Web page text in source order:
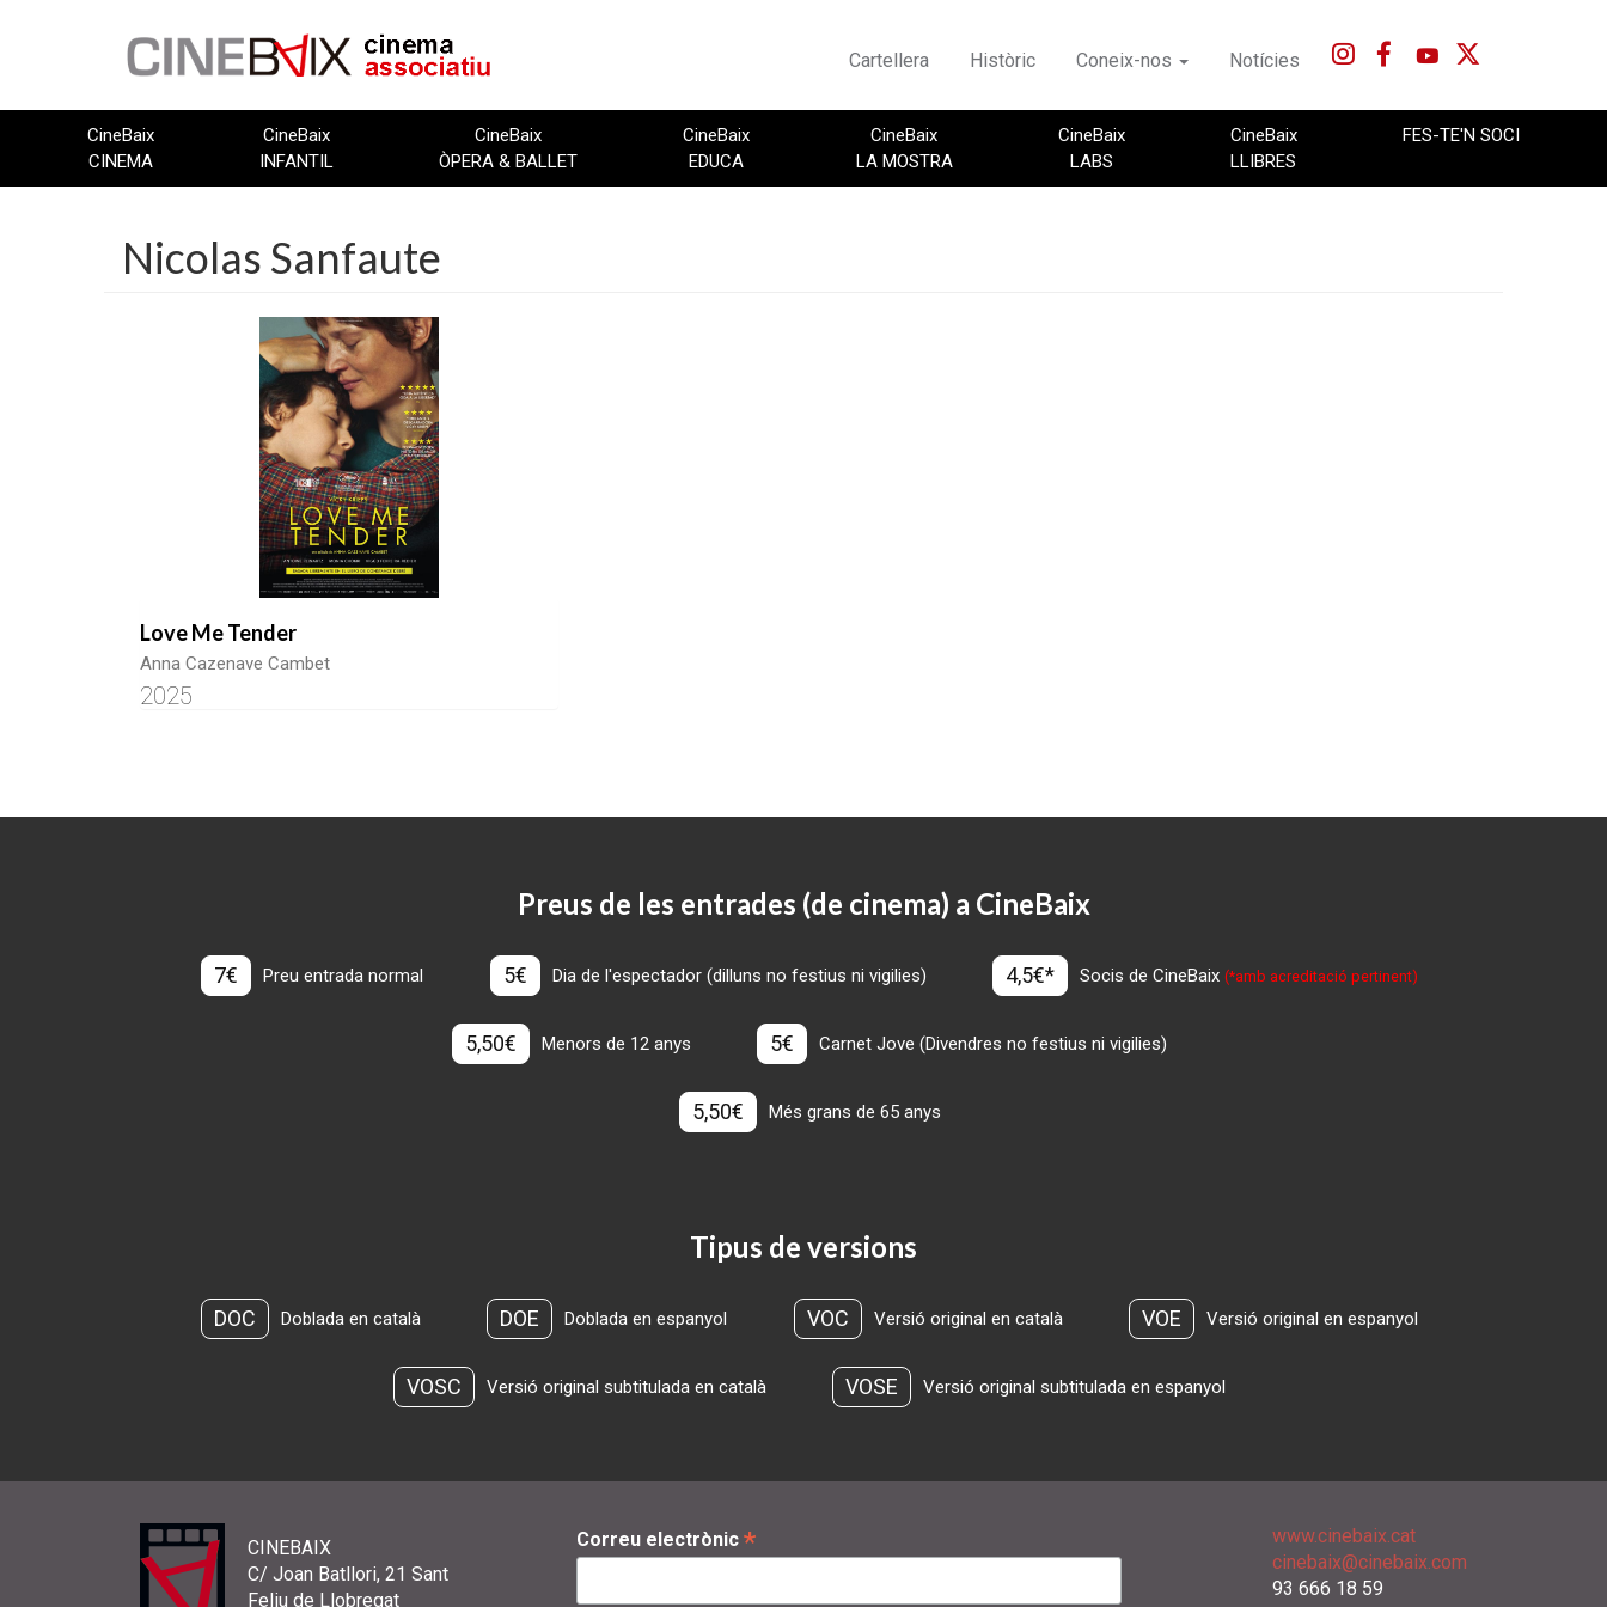
Cartellera Històric Coneix-nos Notícies
CineBaix
CINEMA
CineBaix
INFANTIL
CineBaix
ÒPERA & BALLET
CineBaix
EDUCA
CineBaix
LA MOSTRA
CineBaix
LABS
CineBaix
LLIBRES
FES-TE'N SOCI
Nicolas Sanfaute
Love Me Tender
Anna Cazenave Cambet
2025
Preus de les entrades (de cinema) a CineBaix
7€ Preu entrada normal 5€ Dia de l'espectador (dilluns no festius ni vigilies) 4,5€* Socis de CineBaix(*amb acreditació pertinent)
5,50€ Menors de 12 anys 5€ Carnet Jove (Divendres no festius ni vigilies)
5,50€ Més grans de 65 anys
Tipus de versions
DOC Doblada en català DOE Doblada en espanyol VOC Versió original en català VOE Versió original en espanyol
VOSC Versió original subtitulada en català VOSE Versió original subtitulada en espanyol
CINEBAIX
C/ Joan Batllori, 21 Sant
Feliu de Llobregat
Correu electrònic *
www.cinebaix.cat
cinebaix@cinebaix.com
93 666 18 59